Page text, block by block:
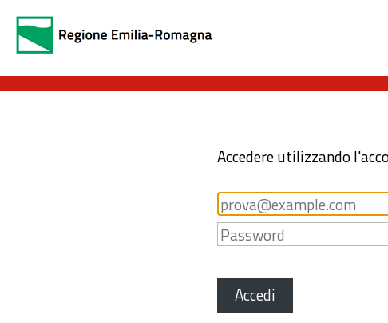
Accedere utilizzando
Accedi